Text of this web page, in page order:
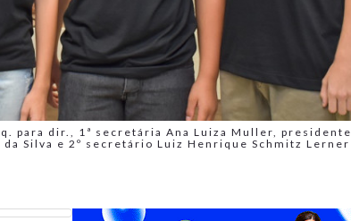
para dir., 1ª secretária Ana Luiza Muller, presidente
Silva e 2º secretário Luiz Henrique Schmitz Lerner